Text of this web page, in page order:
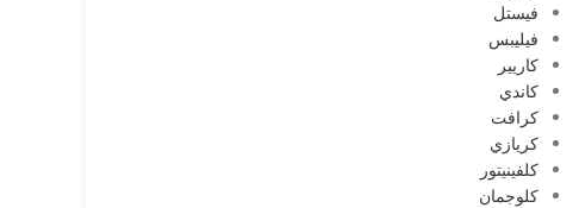
فيستل
فيليبس
كاريير
كاندي
كرافت
كريازي
كلفينيتور
كلوجمان